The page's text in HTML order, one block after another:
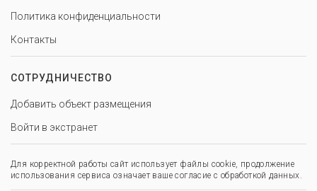
Политика конфиденциальности
Контакты
СОТРУДНИЧЕСТВО
Добавить объект размещения
Войти в экстранет
Для корректной работы сайт использует файлы cookie, продолжение
использования сервиса означает ваше согласие с обработкой данных.